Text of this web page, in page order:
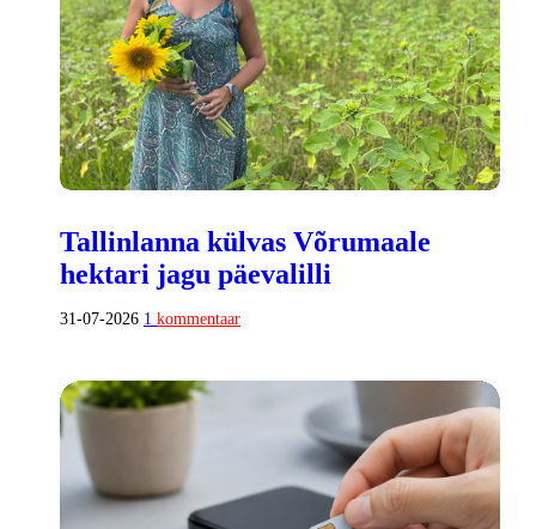
Tallinlanna külvas Võrumaale
hektari jagu päevalilli
31-07-2026 1 kommentaar